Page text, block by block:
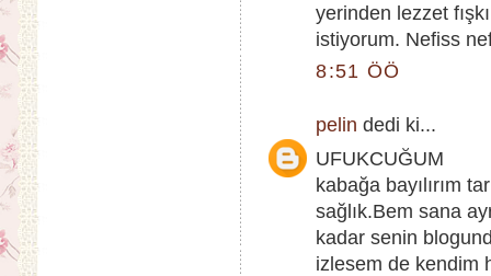
yerinden lezzet
istiyorum. Nefiss
8:51 ÖÖ
pelin dedi ki...
UFUKCUĞUM
kabağa bayılırım
sağlık.Bem sana
kadar senin
izlesem de kendim